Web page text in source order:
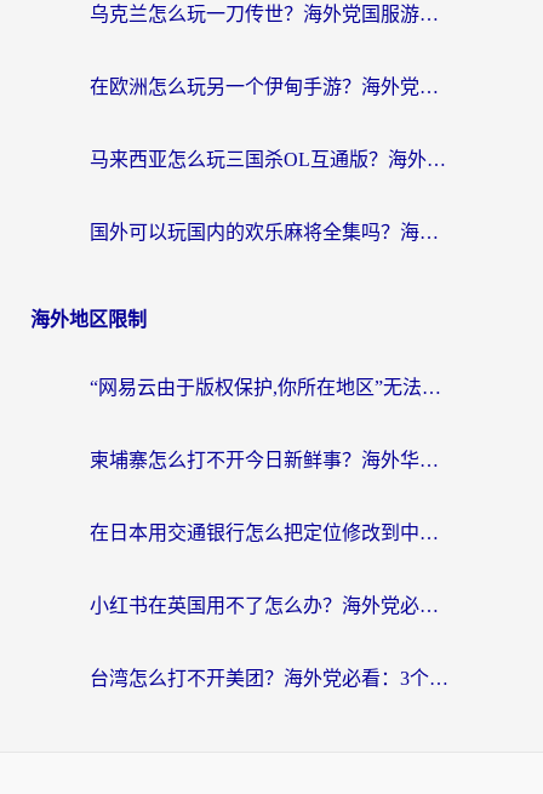
乌克兰怎么玩一刀传世？海外党国服游戏加速终极指南（附天下-异兽山海街头篮球实测）
在欧洲怎么玩另一个伊甸手游？海外党亲测有效的国服游戏加速指南
马来西亚怎么玩三国杀OL互通版？海外党必看的国服游戏加速器避坑指南
国外可以玩国内的欢乐麻将全集吗？海外党亲测有效的国服游戏加速指南
海外地区限制
“网易云由于版权保护,你所在地区”无法播放？海外党听国内音乐听书的加速器选择指南
柬埔寨怎么打不开今日新鲜事？海外华人追剧看新闻的加速器选择指南
在日本用交通银行怎么把定位修改到中国国内？海外党必备实用指南（附追剧支付社交全解）
小红书在英国用不了怎么办？海外党必看的回国加速解决方案
台湾怎么打不开美团？海外党必看：3个实用技巧解决国内App地区限制难题